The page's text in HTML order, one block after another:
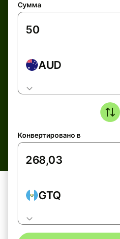
Сумма
AUD
Конвертировано в
GTQ